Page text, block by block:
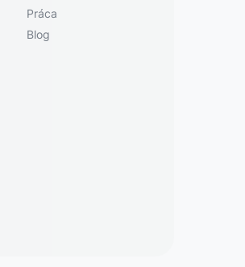
Práca
Blog